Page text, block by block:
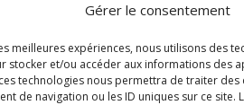
Gérer le consentement
meilleures expériences, nous utilisons des
stocker et/ou accéder aux informations des
technologies nous permettra de traiter des
de navigation ou les ID uniques sur ce site.
des enseignants….
mars 2026